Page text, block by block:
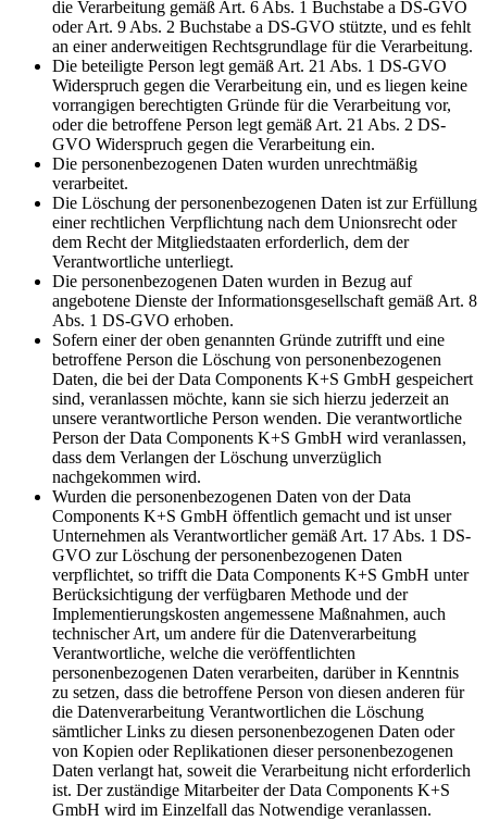
die Verarbeitung gemäß Art. 6 Abs. 1 Buchstabe a DS-GVO
oder Art. 9 Abs. 2 Buchstabe a DS-GVO stützte, und es fehlt
an einer anderweitigen Rechtsgrundlage für die Verarbeitung.
Die beteiligte Person legt gemäß Art. 21 Abs. 1 DS-GVO
Widerspruch gegen die Verarbeitung ein, und es liegen keine
vorrangigen berechtigten Gründe für die Verarbeitung vor,
oder die betroffene Person legt gemäß Art. 21 Abs. 2 DS-
GVO Widerspruch gegen die Verarbeitung ein.
Die personenbezogenen Daten wurden unrechtmäßig
verarbeitet.
Die Löschung der personenbezogenen Daten ist zur Erfüllung
einer rechtlichen Verpflichtung nach dem Unionsrecht oder
dem Recht der Mitgliedstaaten erforderlich, dem der
Verantwortliche unterliegt.
Die personenbezogenen Daten wurden in Bezug auf
angebotene Dienste der Informationsgesellschaft gemäß Art. 8
Abs. 1 DS-GVO erhoben.
Sofern einer der oben genannten Gründe zutrifft und eine
betroffene Person die Löschung von personenbezogenen
Daten, die bei der Data Components K+S GmbH gespeichert
sind, veranlassen möchte, kann sie sich hierzu jederzeit an
unsere verantwortliche Person wenden. Die verantwortliche
Person der Data Components K+S GmbH wird veranlassen,
dass dem Verlangen der Löschung unverzüglich
nachgekommen wird.
Wurden die personenbezogenen Daten von der Data
Components K+S GmbH öffentlich gemacht und ist unser
Unternehmen als Verantwortlicher gemäß Art. 17 Abs. 1 DS-
GVO zur Löschung der personenbezogenen Daten
verpflichtet, so trifft die Data Components K+S GmbH unter
Berücksichtigung der verfügbaren Methode und der
Implementierungskosten angemessene Maßnahmen, auch
technischer Art, um andere für die Datenverarbeitung
Verantwortliche, welche die veröffentlichten
personenbezogenen Daten verarbeiten, darüber in Kenntnis
zu setzen, dass die betroffene Person von diesen anderen für
die Datenverarbeitung Verantwortlichen die Löschung
sämtlicher Links zu diesen personenbezogenen Daten oder
von Kopien oder Replikationen dieser personenbezogenen
Daten verlangt hat, soweit die Verarbeitung nicht erforderlich
ist. Der zuständige Mitarbeiter der Data Components K+S
GmbH wird im Einzelfall das Notwendige veranlassen.